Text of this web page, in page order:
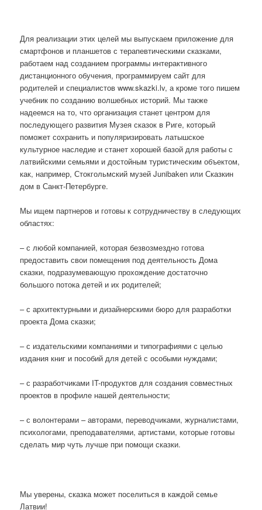
Для реализации этих целей мы выпускаем приложение для
смартфонов и планшетов с терапевтическими сказками,
работаем над созданием программы интерактивного
дистанционного обучения, программируем сайт для
родителей и специалистов www.skazki.lv, а кроме того пишем
учебник по созданию волшебных историй. Мы также
надеемся на то, что организация станет центром для
последующего развития Музея сказок в Риге, который
поможет сохранить и популяризировать латышское
культурное наследие и станет хорошей базой для работы с
латвийскими семьями и достойным туристическим объектом,
как, например, Стокгольмский музей Junibaken или Сказкин
дом в Санкт-Петербурге.
Мы ищем партнеров и готовы к сотрудничеству в следующих
областях:
– с любой компанией, которая безвозмездно готова
предоставить свои помещения под деятельность Дома
сказки, подразумевающую прохождение достаточно
большого потока детей и их родителей;
– с архитектурными и дизайнерскими бюро для разработки
проекта Дома сказки;
– с издательскими компаниями и типографиями с целью
издания книг и пособий для детей с особыми нуждами;
– с разработчиками IT-продуктов для создания совместных
проектов в профиле нашей деятельности;
– с волонтерами – авторами, переводчиками, журналистами,
психологами, преподавателями, артистами, которые готовы
сделать мир чуть лучше при помощи сказки.
Мы уверены, сказка может поселиться в каждой семье
Латвии!